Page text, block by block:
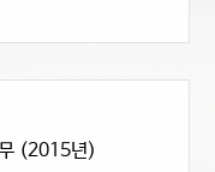
(2015년)